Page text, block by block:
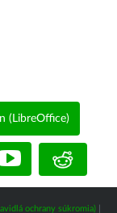
(LibreOffice)
ochrany súkromia)|